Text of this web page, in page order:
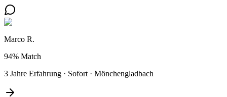
Marco R.
94% Match
3 Jahre Erfahrung · Sofort · Mönchengladbach